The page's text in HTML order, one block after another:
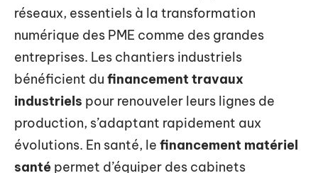
réseaux, essentiels à la transformation
numérique des PME comme des grandes
entreprises. Les chantiers industriels
bénéficient du financement travaux
industriels pour renouveler leurs lignes de
production, s’adaptant rapidement aux
évolutions. En santé, le financement matériel
santé permet d’équiper des cabinets